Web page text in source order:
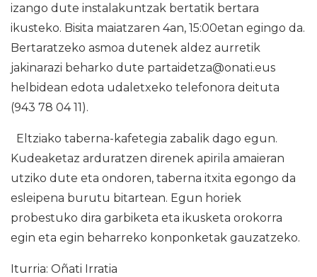
izango dute instalakuntzak bertatik bertara
ikusteko. Bisita maiatzaren 4an, 15:00etan egingo da.
Bertaratzeko asmoa dutenek aldez aurretik
jakinarazi beharko dute partaidetza@onati.eus
helbidean edota udaletxeko telefonora deituta
(943 78 04 11).
Eltziako taberna-kafetegia zabalik dago egun.
Kudeaketaz arduratzen direnek apirila amaieran
utziko dute eta ondoren, taberna itxita egongo da
esleipena burutu bitartean. Egun horiek
probestuko dira garbiketa eta ikusketa orokorra
egin eta egin beharreko konponketak gauzatzeko.
Iturria: Oñati Irratia